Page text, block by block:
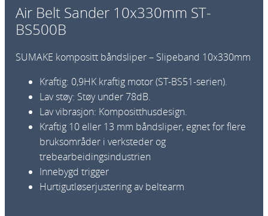
e
r
0
x
3
3
0
S
T
Air Belt Sander 10x330mm ST-
BS500B
SUMAKE kompositt båndsliper – Slipeband 10x330mm
Kraftig: 0,9HK kraftig motor (ST-BS51-serien).
Lav støy: Støy under 78dB.
Lav vibrasjon: Kompositthusdesign.
Kraftig 10 eller 13 mm båndsliper, egnet for flere
bruksområder i verksteder og
trebearbeidingsindustrien
Innebygd trigger
Hurtigutløserjustering av beltearm